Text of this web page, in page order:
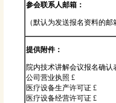
参会联系人邮箱：
（默认为发送报名资料的
提供附件：
院内技术讲解会议报名确认
公司营业执照 £
医疗设备生产许可证 £
医疗设备经营许可证 £